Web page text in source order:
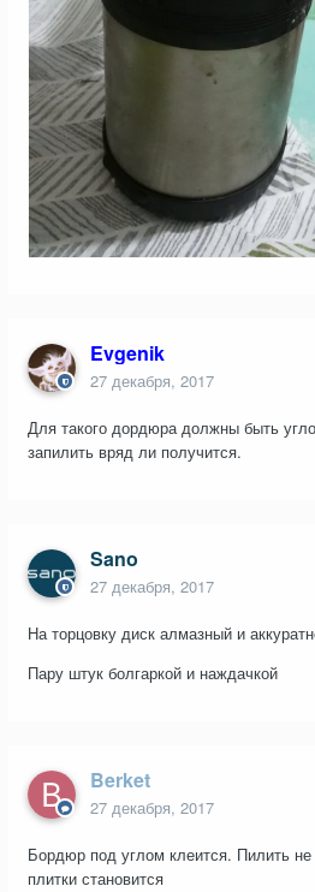
Evgenik
27 декабря, 2017
Для такого дордюра должны быть
запилить вряд ли получится.
Sano
27 декабря, 2017
На торцовку диск алмазный и
Пару штук болгаркой и наждачкой
Berket
27 декабря, 2017
Бордюр под углом клеится. Пилить
плитки становится